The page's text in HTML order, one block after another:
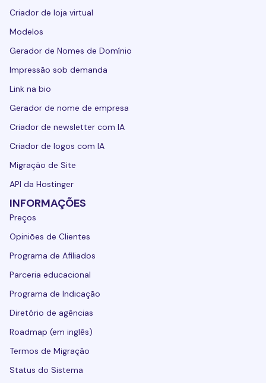
Criador de loja virtual
Modelos
Gerador de Nomes de Domínio
Impressão sob demanda
Link na bio
Gerador de nome de empresa
Criador de newsletter com IA
Criador de logos com IA
Migração de Site
API da Hostinger
INFORMAÇÕES
Preços
Opiniões de Clientes
Programa de Afiliados
Parceria educacional
Programa de Indicação
Diretório de agências
Roadmap (em inglês)
Termos de Migração
Status do Sistema